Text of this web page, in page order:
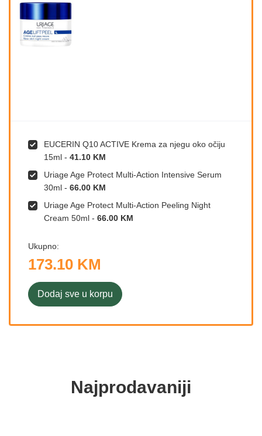
EUCERIN Q10 ACTIVE Krema za njegu oko očiju
15ml - 41.10 KM
Uriage Age Protect Multi-Action Intensive Serum
30ml - 66.00 KM
Uriage Age Protect Multi-Action Peeling Night
Cream 50ml - 66.00 KM
Ukupno:
173.10 KM
Dodaj sve u korpu
Najprodavaniji